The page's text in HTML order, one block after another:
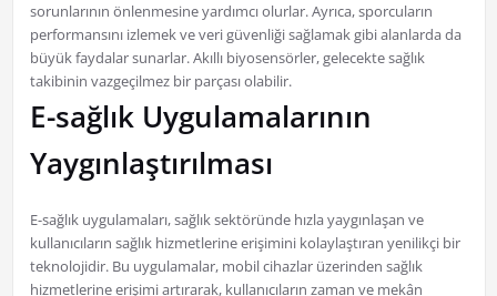
sorunlarının önlenmesine yardımcı olurlar. Ayrıca, sporcuların
performansını izlemek ve veri güvenliği sağlamak gibi alanlarda da
büyük faydalar sunarlar. Akıllı biyosensörler, gelecekte sağlık
takibinin vazgeçilmez bir parçası olabilir.
E-sağlık Uygulamalarının
Yaygınlaştırılması
E-sağlık uygulamaları, sağlık sektöründe hızla yaygınlaşan ve
kullanıcıların sağlık hizmetlerine erişimini kolaylaştıran yenilikçi bir
teknolojidir. Bu uygulamalar, mobil cihazlar üzerinden sağlık
hizmetlerine erişimi artırarak, kullanıcıların zaman ve mekân